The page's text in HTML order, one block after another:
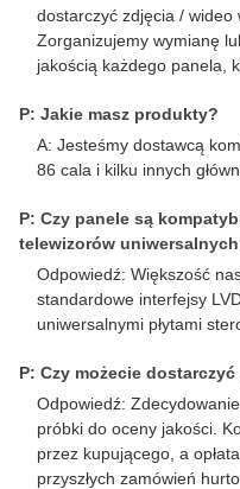
dostarczyć zdjęcia / wideo
Zorganizujemy wymianę
jakością każdego panela,
P: Jakie masz produkty?
A: Jesteśmy dostawcą
86 cala i kilku innych
P: Czy panele są
telewizorów
Odpowiedź: Większość
standardowe interfejsy
uniwersalnymi płytami
P: Czy możecie
Odpowiedź:
próbki do oceny jakości.
przez kupującego, a
przyszłych zamówień